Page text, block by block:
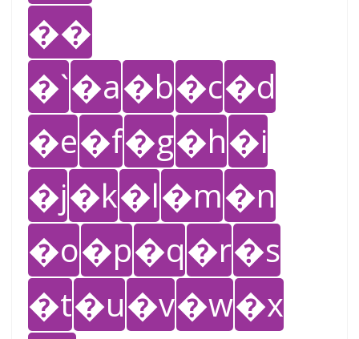
��
�`�a�b�c�d
�e�f�g�h�i
�j�k�l�m�n
�o�p�q�r�s
�t�u�v�w�x